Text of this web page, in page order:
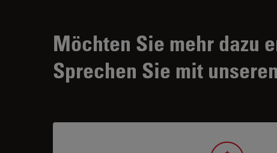
Möchten Sie mehr dazu
Sprechen Sie mit